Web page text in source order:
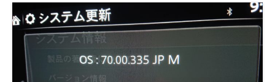
b
o
o
k